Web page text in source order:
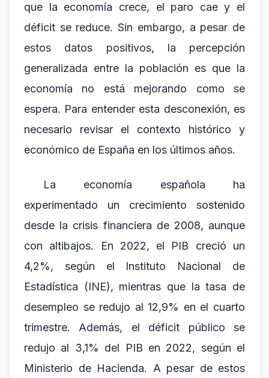
que la economía crece, el paro cae y el
déficit se reduce. Sin embargo, a pesar de
estos datos positivos, la percepción
generalizada entre la población es que la
economía no está mejorando como se
espera. Para entender esta desconexión, es
necesario revisar el contexto histórico y
económico de España en los últimos años.
La economía española ha
experimentado un crecimiento sostenido
desde la crisis financiera de 2008, aunque
con altibajos. En 2022, el PIB creció un
4,2%, según el Instituto Nacional de
Estadística (INE), mientras que la tasa de
desempleo se redujo al 12,9% en el cuarto
trimestre. Además, el déficit público se
redujo al 3,1% del PIB en 2022, según el
Ministerio de Hacienda. A pesar de estos